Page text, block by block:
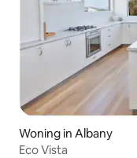
Woning in Albany
Eco Vista